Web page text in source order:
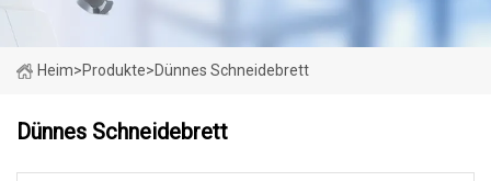
Heim>Produkte>Dünnes Schneidebrett
Dünnes Schneidebrett